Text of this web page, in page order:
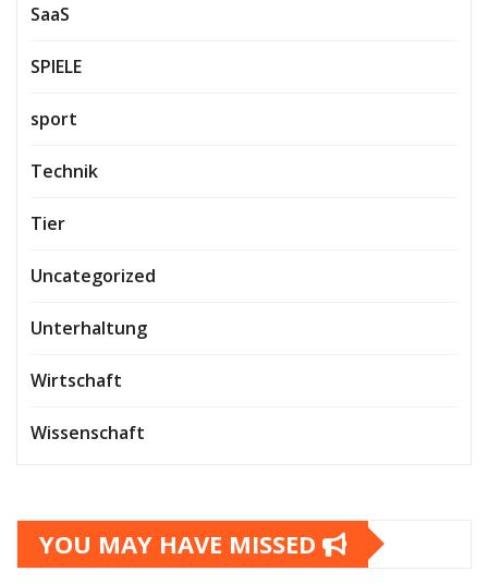
SaaS
SPIELE
sport
Technik
Tier
Uncategorized
Unterhaltung
Wirtschaft
Wissenschaft
YOU MAY HAVE MISSED